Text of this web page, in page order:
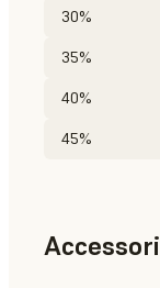
30%
35%
40%
45%
Accessori